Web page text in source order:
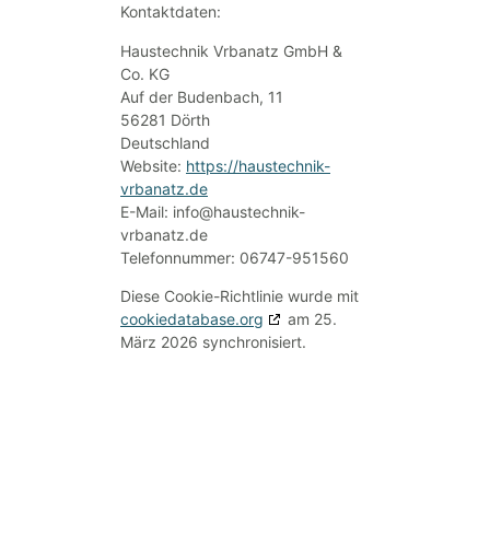
Kontaktdaten:
Haustechnik Vrbanatz GmbH &
Co. KG
Auf der Budenbach, 11
56281 Dörth
Deutschland
Website: https://haustechnik-
vrbanatz.de
E-Mail: info@haustechnik-
vrbanatz.de
Telefonnummer: 06747-951560
Diese Cookie-Richtlinie wurde mit
cookiedatabase.org
am 25.
März 2026 synchronisiert.